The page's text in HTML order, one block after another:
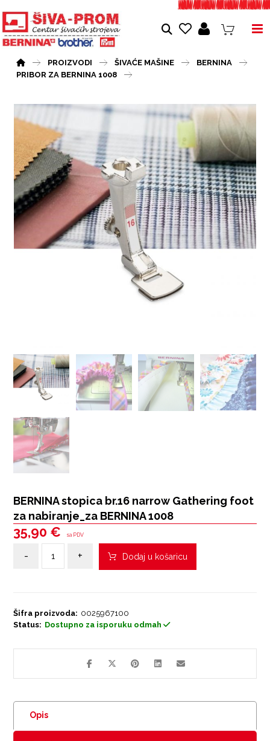
PROIZVODI ŠIVAĆE MAŠINE
BERNINA
PRIBOR ZA BERNINA 1008
BERNINA stopica br.16 narrow Gathering foot
za nabiranje_za BERNINA 1008
35,90 € sa PDV
- + Dodaj u košaricu
Šifra proizvoda: 0025967100
Status: Dostupno za isporuku odmah
Opis